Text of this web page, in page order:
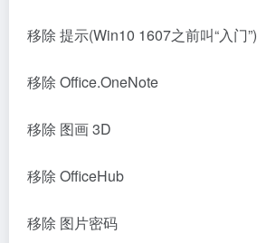
移除 提示(Win10 1607之前叫“入门”)
移除 Office.OneNote
移除 图画 3D
移除 OfficeHub
移除 图片密码